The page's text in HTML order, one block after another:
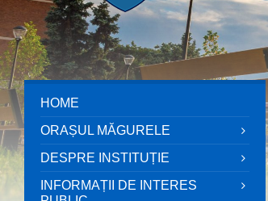
HOME
ORAȘUL MĂGURELE
DESPRE INSTITUȚIE
INFORMAȚII DE INTERES